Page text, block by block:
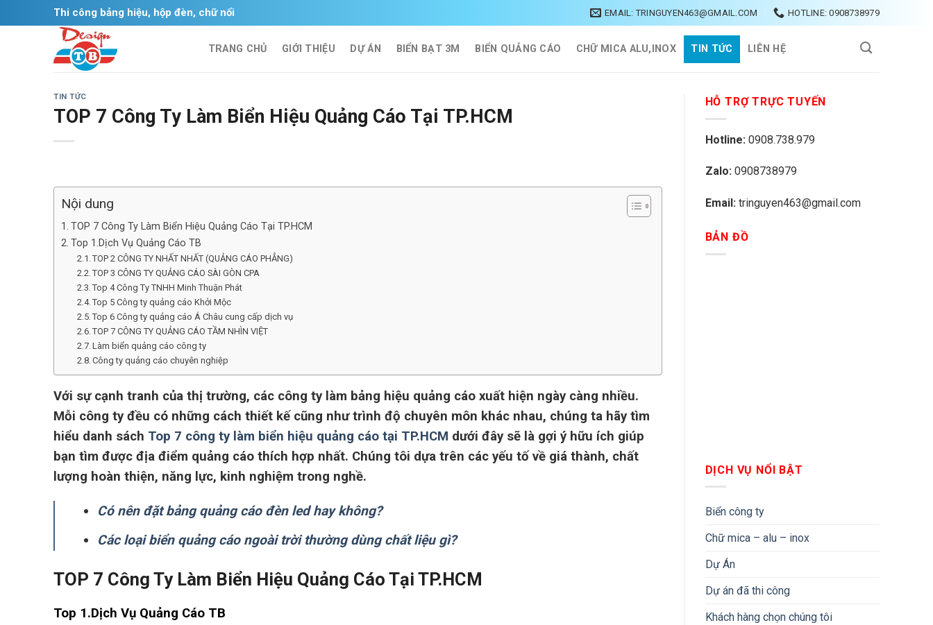
to
Thi công bảng hiệu, hộp đèn, chữ nổi EMAIL: TRINGUYEN463@GMAIL.COM HOTLINE: 0908738979
TRANG CHỦ GIỚI THIỆU DỰ ÁN BIỂN BẠT 3M BIỂN QUẢNG CÁO CHỮ MICA ALU,INOX TIN TỨC LIÊN HỆ
TIN TỨC
TOP 7 Công Ty Làm Biển Hiệu Quảng Cáo Tại TP.HCM
Nội dung
TOP 7 Công Ty Làm Biển Hiệu Quảng Cáo Tại TP.HCM
Top 1.Dịch Vụ Quảng Cáo TB
TOP 2 CÔNG TY NHẤT NHẤT (QUẢNG CÁO PHẲNG)
TOP 3 CÔNG TY QUẢNG CÁO SÀI GÒN CPA
Top 4 Công Ty TNHH Minh Thuận Phát
Top 5 Công ty quảng cáo Khởi Mộc
Top 6 Công ty quảng cáo Á Châu cung cấp dịch vụ
TOP 7 CÔNG TY QUẢNG CÁO TẦM NHÌN VIỆT
Làm biển quảng cáo công ty
Công ty quảng cáo chuyên nghiệp
Với sự cạnh tranh của thị trường, các công ty làm bảng hiệu quảng cáo xuất hiện ngày càng nhiều.
Mỗi công ty đều có những cách thiết kế cũng như trình độ chuyên môn khác nhau, chúng ta hãy tìm
hiểu danh sách Top 7 công ty làm biển hiệu quảng cáo tại TP.HCM dưới đây sẽ là gợi ý hữu ích giúp
bạn tìm được địa điểm quảng cáo thích hợp nhất. Chúng tôi dựa trên các yếu tố về giá thành, chất
lượng hoàn thiện, năng lực, kinh nghiệm trong nghề.
Có nên đặt bảng quảng cáo đèn led hay không?
Các loại biển quảng cáo ngoài trời thường dùng chất liệu gì?
TOP 7 Công Ty Làm Biển Hiệu Quảng Cáo Tại TP.HCM
Top 1.Dịch Vụ Quảng Cáo TB
HỖ TRỢ TRỰC TUYẾN
Hotline: 0908.738.979
Zalo: 0908738979
Email: tringuyen463@gmail.com
BẢN ĐỒ
DỊCH VỤ NỔI BẬT
Biển công ty
Chữ mica – alu – inox
Dự Án
Dự án đã thi công
Khách hàng chọn chúng tôi